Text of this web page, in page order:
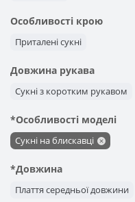
Особливості крою
Приталені сукні
Довжина рукава
Сукні з коротким рукавом
*Особливості моделі
Сукні на блискавці
*Довжина
Плаття середньої довжини